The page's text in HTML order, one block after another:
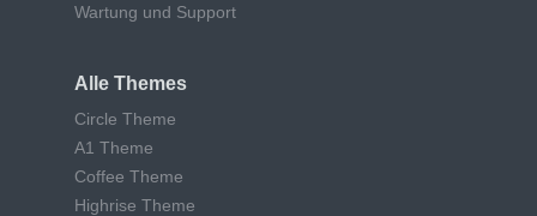
Wartung und Support
Alle Themes
Circle Theme
A1 Theme
Coffee Theme
Highrise Theme